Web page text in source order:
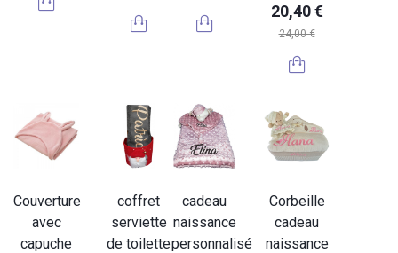
20,40 €
24,00 €
Couverture
avec
capuche
coffret
serviette
de toilette
cadeau
naissance
personnalisé
Corbeille
cadeau
naissance